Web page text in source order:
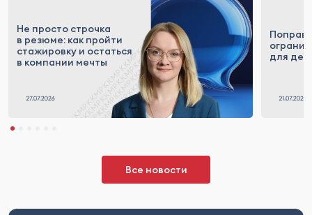
Не просто строчка
в резюме: как пройти
стажировку и остаться
в компании мечты
для
Все новости